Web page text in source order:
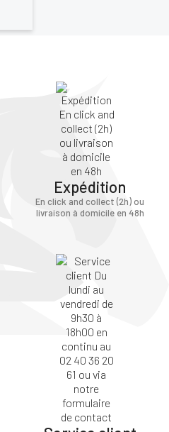
Expédition
En click and collect (2h) ou
livraison à domicile en 48h